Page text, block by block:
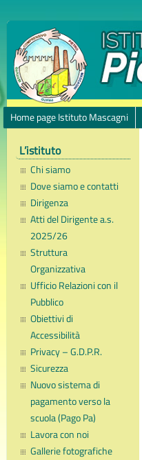
Home page Istituto Mascagni
L’istituto
Chi siamo
Dove siamo e contatti
Dirigenza
Atti del Dirigente a.s.
2025/26
Struttura
Organizzativa
Ufficio Relazioni con il
Pubblico
Obiettivi di
Accessibilità
Privacy – G.D.P.R.
Sicurezza
Nuovo sistema di
pagamento verso la
scuola (Pago Pa)
Lavora con noi
Gallerie fotografiche